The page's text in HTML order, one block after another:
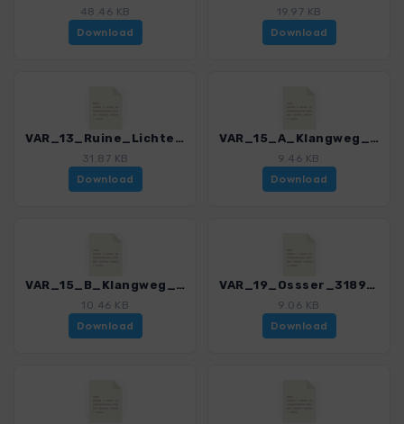
48.46 KB
Download
19.97 KB
Download
VAR_13_Ruine_Lichteneck_3189_1.gpx
31.87 KB
Download
VAR_15_A_Klangweg_3189_1.gpx
9.46 KB
Download
VAR_15_B_Klangweg_3189_1.gpx
10.46 KB
Download
VAR_19_Ossser_3189_1.gpx
9.06 KB
Download